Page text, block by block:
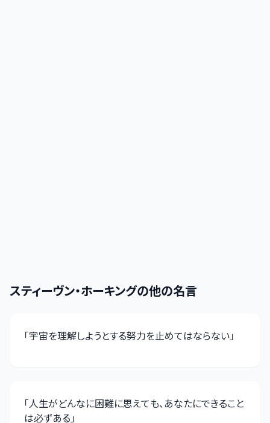
スティーヴン・ホーキングの他の名言
「宇宙を理解しようとする努力を止めてはならない」
「人生がどんなに困難に思えても、あなたにできること
は必ずある」